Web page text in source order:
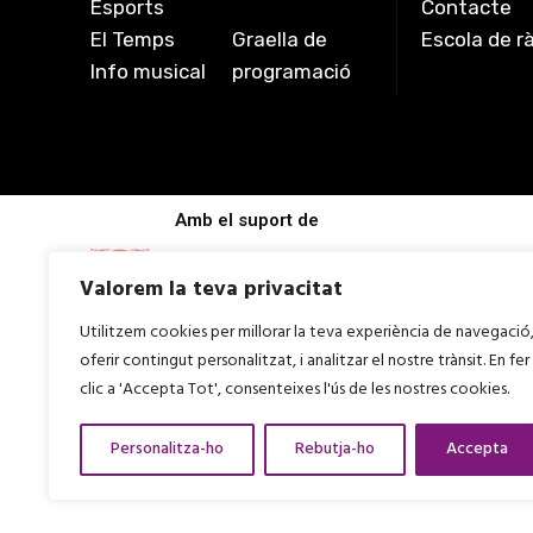
Valorem la teva privacitat
Utilitzem cookies per millorar la teva experiència de navegació,
oferir contingut personalitzat, i analitzar el nostre trànsit. En fer
clic a 'Accepta Tot', consenteixes l'ús de les nostres cookies.
Personalitza-ho Rebutja-ho Accepta
Esports
El Temps
Info musical
Graella de
programació
Contacte
Escola de
Amb el suport de